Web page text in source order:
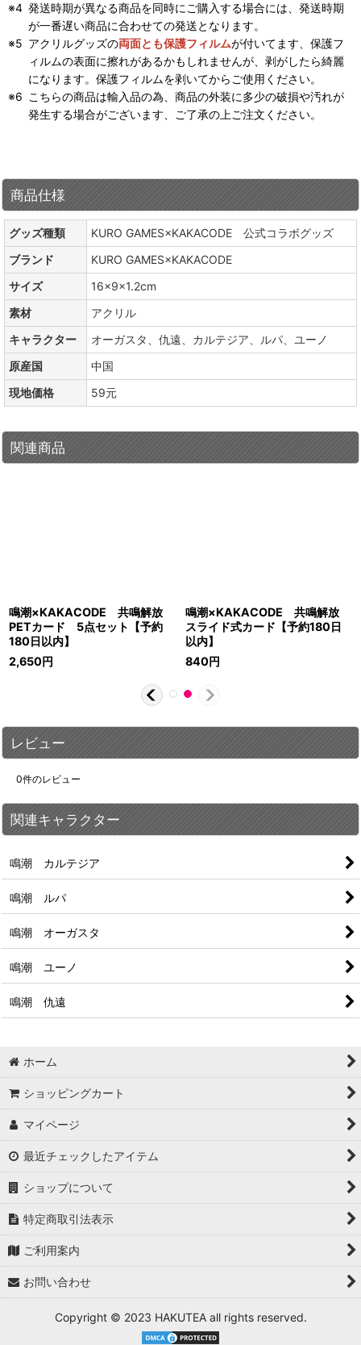
発送時期が異なる商品を同時にご購入する場合には、発送時期
が一番遅い商品に合わせての発送となります。
アクリルグッズの両面とも保護フィルムが付いてます、保護フ
ィルムの表面に擦れがあるかもしれませんが、剥がしたら綺麗
になります。保護フィルムを剥いてからご使用ください。
こちらの商品は輸入品の為、商品の外装に多少の破損や汚れが
発生する場合がございます、ご了承の上ご注文ください。
商品仕様
グッズ種類
KURO GAMES×KAKACODE 公式コラボグッズ
ブランド
KURO GAMES×KAKACODE
サイズ
16×9×1.2cm
素材
アクリル
キャラクター
オーガスタ、仇遠、カルテジア、ルパ、ユーノ
原産国
中国
現地価格
59元
関連商品
鳴潮×KAKACODE 共鳴解放
PETカード 5点セット【予約
180日以内】
2,650円
鳴潮×KAKACODE 共鳴解放
スライド式カード【予約180日
以内】
840円
レビュー
0件のレビュー
関連キャラクター
鳴潮 カルテジア
鳴潮 ルパ
鳴潮 オーガスタ
鳴潮 ユーノ
鳴潮 仇遠
ホーム
ショッピングカート
マイページ
最近チェックしたアイテム
ショップについて
特定商取引法表示
ご利用案内
お問い合わせ
Copyright © 2023 HAKUTEA all rights reserved.